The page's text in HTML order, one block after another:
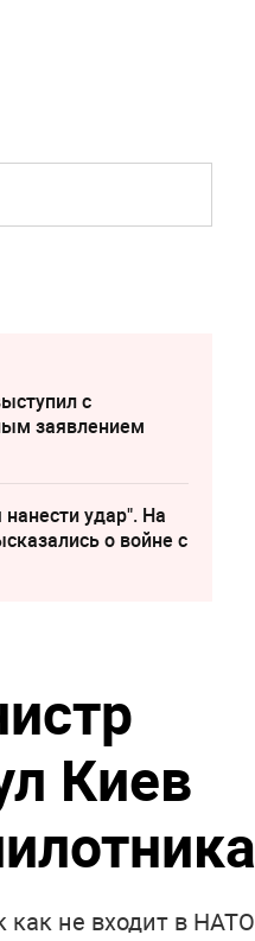
с
заявлением
удар". На
о войне с
Киев
как не входит в НАТО